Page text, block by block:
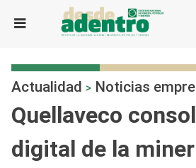
Actualidad > Noticias
Quellaveco
digital de la